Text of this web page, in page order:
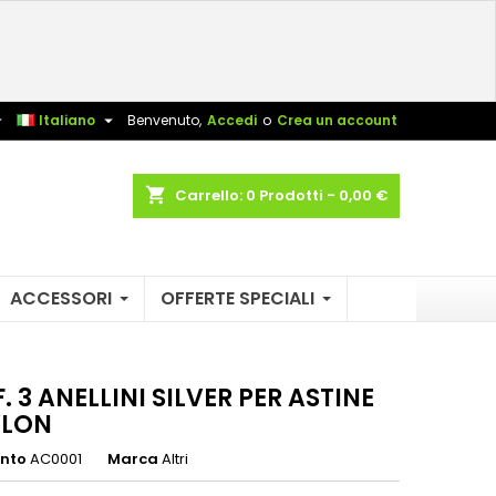
Benvenuto, Accedi o Crea un account
Italiano 
shopping_cart Carrello: 0 Prodotti - 0,00 €
ACCESSORI OFFERTE SPECIALI
3 ANELLINI SILVER PER ASTINE
AC0001 Marca Altri